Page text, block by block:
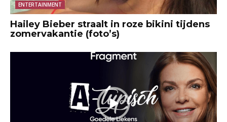
ENTERTAINMENT
Hailey Bieber straalt in roze bikini tijdens
zomervakantie (foto’s)